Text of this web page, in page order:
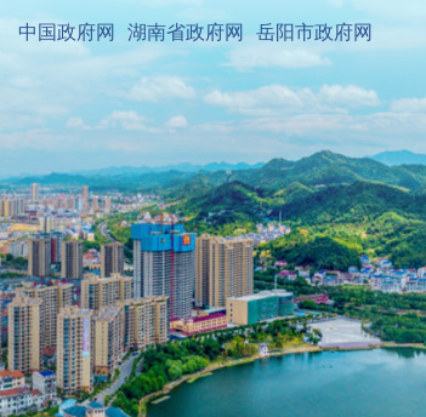
中国政府网 湖南省政府网 岳阳市政府网